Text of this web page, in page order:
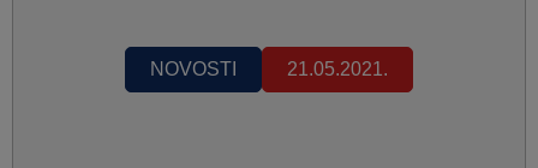
NOVOSTI 21.05.2021.